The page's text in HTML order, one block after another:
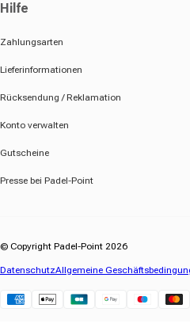
Hilfe
Zahlungsarten
Lieferinformationen
Rücksendung / Reklamation
Konto verwalten
Gutscheine
Presse bei Padel-Point
© Copyright Padel-Point 2026
DatenschutzAllgemeine